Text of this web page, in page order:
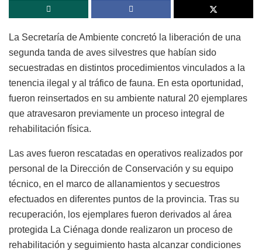
La Secretaría de Ambiente concretó la liberación de una
segunda tanda de aves silvestres que habían sido
secuestradas en distintos procedimientos vinculados a la
tenencia ilegal y al tráfico de fauna. En esta oportunidad,
fueron reinsertados en su ambiente natural 20 ejemplares
que atravesaron previamente un proceso integral de
rehabilitación física.
Las aves fueron rescatadas en operativos realizados por
personal de la Dirección de Conservación y su equipo
técnico, en el marco de allanamientos y secuestros
efectuados en diferentes puntos de la provincia. Tras su
recuperación, los ejemplares fueron derivados al área
protegida La Ciénaga donde realizaron un proceso de
rehabilitación y seguimiento hasta alcanzar condiciones